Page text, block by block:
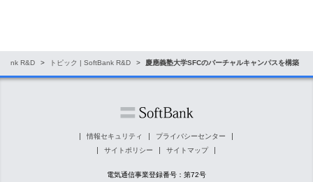
R&D トピック | SoftBank R&D 慶應義塾大学SFCのバーチャルキャンパスを構築
情報セキュリティ
プライバシーセンター
サイトポリシー
サイトマップ
電気通信事業登録番号：第72号